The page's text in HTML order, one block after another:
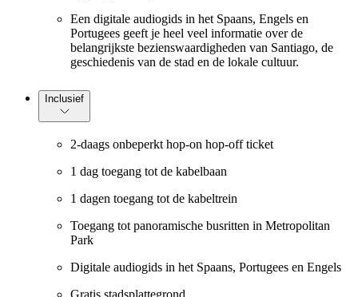
Een digitale audiogids in het Spaans, Engels en
Portugees geeft je heel veel informatie over de
belangrijkste bezienswaardigheden van Santiago, de
geschiedenis van de stad en de lokale cultuur.
Inclusief
2-daags onbeperkt hop-on hop-off ticket
1 dag toegang tot de kabelbaan
1 dagen toegang tot de kabeltrein
Toegang tot panoramische busritten in Metropolitan
Park
Digitale audiogids in het Spaans, Portugees en Engels